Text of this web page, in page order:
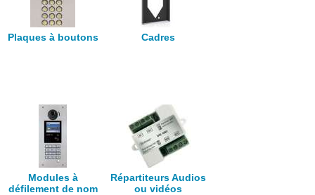
Plaques à boutons Cadres
Modules à
défilement de nom
Répartiteurs Audios
ou vidéos